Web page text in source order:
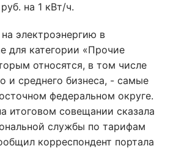
на 1 кВт/ч.
электроэнергию в
для категории «Прочие
относятся, в том числе
и среднего бизнеса, - самые
федеральном округе.
итоговом совещании сказала
службы по тарифам
корреспондент портала